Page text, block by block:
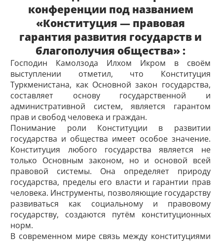
конференции под названием
«Конституция — правовая
гарантия развития государств и
благополучия общества» :
Господин Камолзода Илхом Икром
в своём
выступлении отметил, что Конституция
Туркменистана, как Основной закон государства,
составляет основу государственной и
административной систем, является гарантом
прав и свобод человека и граждан.
Понимание роли Конституции в развитии
государства и общества имеет особое значение.
Конституция любого государства является не
только Основным законом, но и основой всей
правовой системы. Она определяет природу
государства, пределы его власти и гарантии прав
человека. Инструменты, позволяющие государству
развиваться как социальному и правовому
государству, создаются путём конституционных
норм.
В современном мире связь между конституциями